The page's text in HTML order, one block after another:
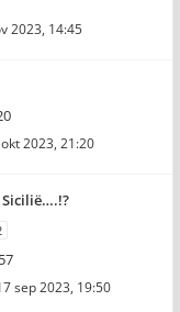
2023, 14:45
2023, 21:20
sep 2023, 19:50